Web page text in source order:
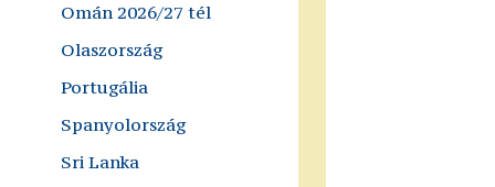
Omán 2026/27 tél
Olaszország
Portugália
Spanyolország
Sri Lanka